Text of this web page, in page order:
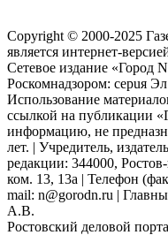
Copyright © 2000-2025
является интернет-
Сетевое издание «Город
Роскомнадзором: серuя
Использование
ссылкой на публикации
информацию, не
лет. | Учредитель,
редакции: 344000,
ком. 13, 13а | Телефон
mail: n@gorodn.ru |
А.В.
Ростовский деловой